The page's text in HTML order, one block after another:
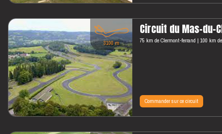
Circuit du Mas-du-
3100 m 75 km de Clermont-ferrand 100 km
Commander sur ce circuit